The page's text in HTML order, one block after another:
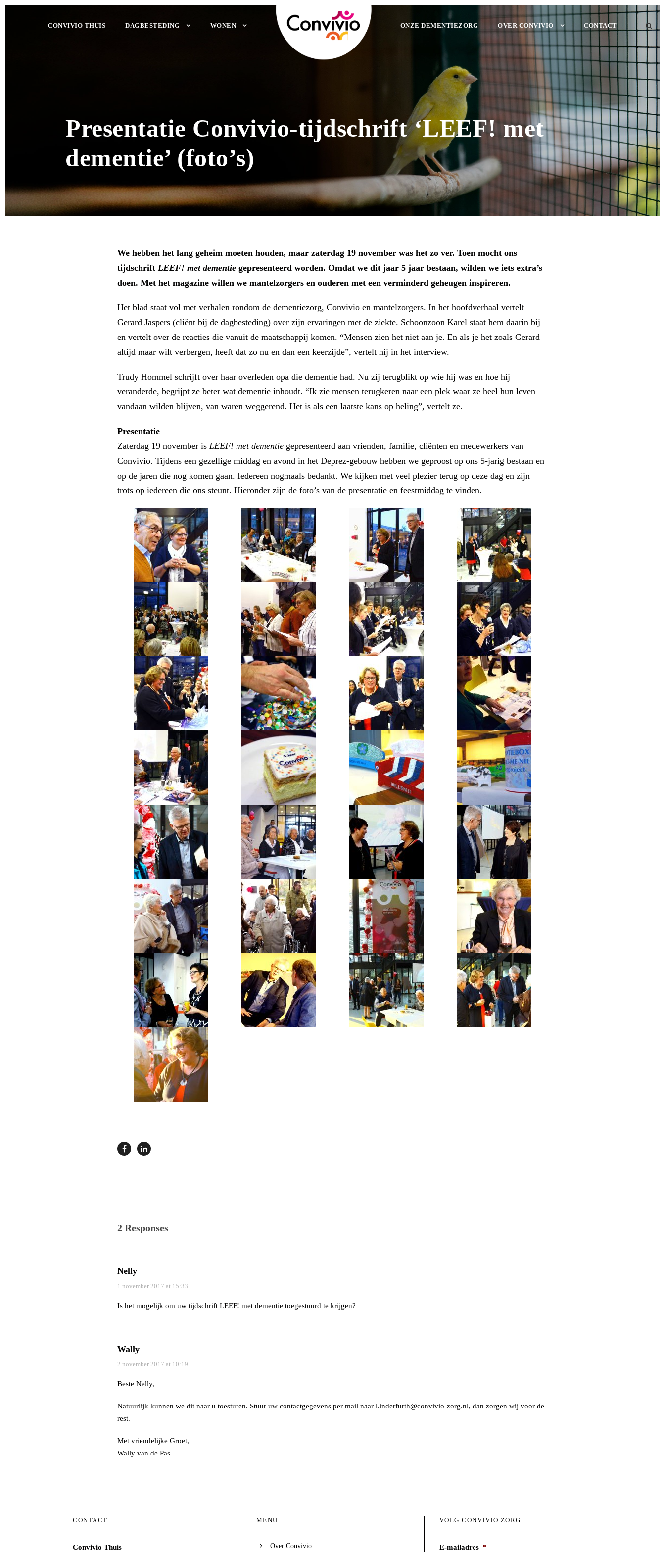
CONVIVIO THUIS DAGBESTEDING WONEN ONZE DEMENTIEZORG OVER CONVIVIO CONTACT
Presentatie Convivio-tijdschrift ‘LEEF! met
dementie’ (foto’s)
We hebben het lang geheim moeten houden, maar zaterdag 19 november was het zo ver. Toen mocht ons
tijdschrift LEEF! met dementie gepresenteerd worden. Omdat we dit jaar 5 jaar bestaan, wilden we iets extra’s
doen. Met het magazine willen we mantelzorgers en ouderen met een verminderd geheugen inspireren.
Het blad staat vol met verhalen rondom de dementiezorg, Convivio en mantelzorgers. In het hoofdverhaal vertelt
Gerard Jaspers (cliënt bij de dagbesteding) over zijn ervaringen met de ziekte. Schoonzoon Karel staat hem daarin bij
en vertelt over de reacties die vanuit de maatschappij komen. “Mensen zien het niet aan je. En als je het zoals Gerard
altijd maar wilt verbergen, heeft dat zo nu en dan een keerzijde”, vertelt hij in het interview.
Trudy Hommel schrijft over haar overleden opa die dementie had. Nu zij terugblikt op wie hij was en hoe hij
veranderde, begrijpt ze beter wat dementie inhoudt. “Ik zie mensen terugkeren naar een plek waar ze heel hun leven
vandaan wilden blijven, van waren weggerend. Het is als een laatste kans op heling”, vertelt ze.
Presentatie
Zaterdag 19 november is LEEF! met dementie gepresenteerd aan vrienden, familie, cliënten en medewerkers van
Convivio. Tijdens een gezellige middag en avond in het Deprez-gebouw hebben we geproost op ons 5-jarig bestaan en
op de jaren die nog komen gaan. Iedereen nogmaals bedankt. We kijken met veel plezier terug op deze dag en zijn
trots op iedereen die ons steunt. Hieronder zijn de foto’s van de presentatie en feestmiddag te vinden.
2 Responses
Nelly
1 november 2017 at 15:33
Is het mogelijk om uw tijdschrift LEEF! met dementie toegestuurd te krijgen?
Wally
2 november 2017 at 10:19
Beste Nelly,
Natuurlijk kunnen we dit naar u toesturen. Stuur uw contactgegevens per mail naar l.inderfurth@convivio-zorg.nl, dan zorgen wij voor de
rest.
Met vriendelijke Groet,
Wally van de Pas
CONTACT
Convivio Thuis
MENU
Over Convivio
VOLG CONVIVIO ZORG
E-mailadres *